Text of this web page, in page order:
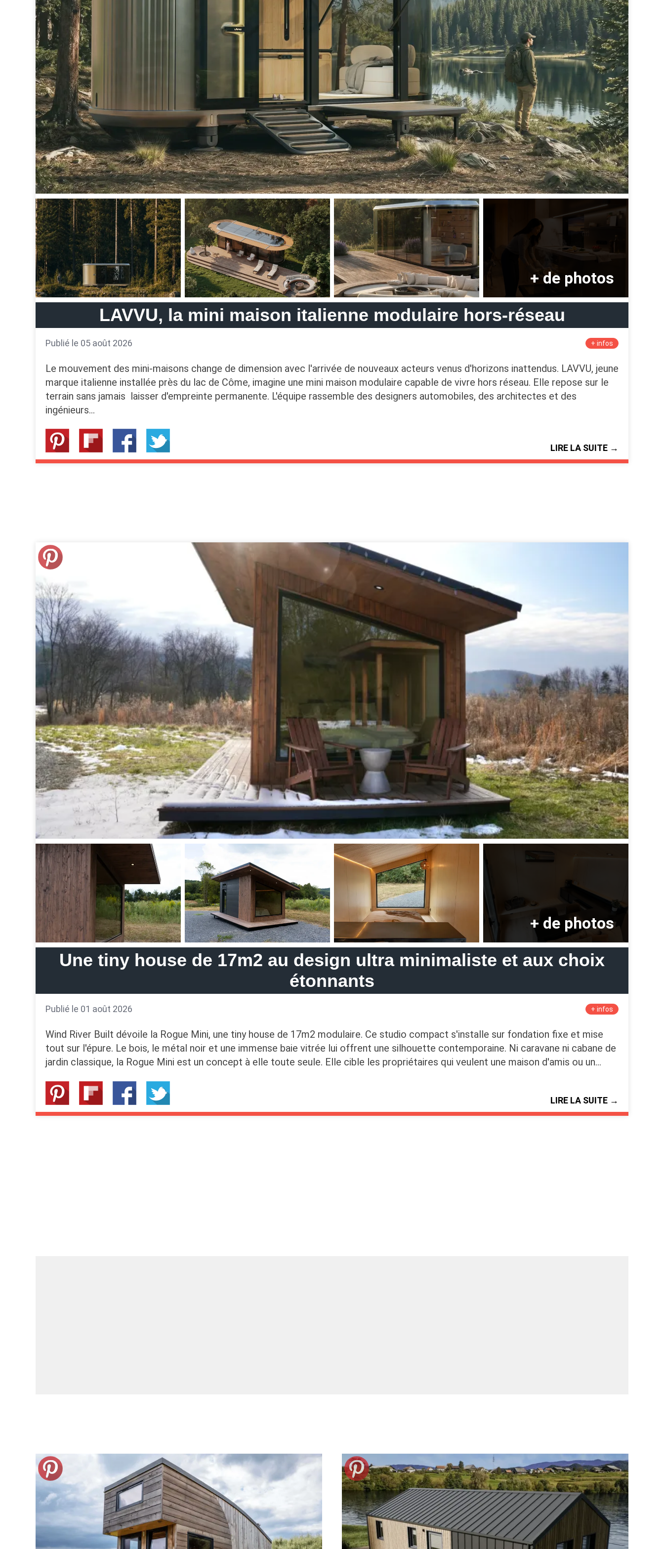
LAVVU, la mini maison italienne modulaire hors-réseau
Publié le 05 août 2026 + infos
Le mouvement des mini-maisons change de dimension avec l'arrivée de nouveaux acteurs venus d'horizons inattendus. LAVVU, jeune
marque italienne installée près du lac de Côme, imagine une mini maison modulaire capable de vivre hors réseau. Elle repose sur le
terrain sans jamais laisser d'empreinte permanente. L'équipe rassemble des designers automobiles, des architectes et des
ingénieurs…
LIRE LA SUITE →
Une tiny house de 17m2 au design ultra minimaliste et aux choix
étonnants
Publié le 01 août 2026 + infos
Wind River Built dévoile la Rogue Mini, une tiny house de 17m2 modulaire. Ce studio compact s'installe sur fondation fixe et mise
tout sur l'épure. Le bois, le métal noir et une immense baie vitrée lui offrent une silhouette contemporaine. Ni caravane ni cabane de
jardin classique, la Rogue Mini est un concept à elle toute seule. Elle cible les propriétaires qui veulent une maison d'amis ou un…
LIRE LA SUITE →